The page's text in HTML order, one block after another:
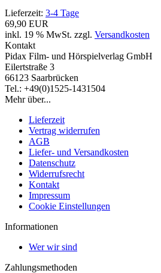
Lieferzeit: 3-4 Tage
69,90 EUR
inkl. 19 % MwSt. zzgl. Versandkosten
Kontakt
Pidax Film- und Hörspielverlag GmbH
Eilertstraße 3
66123 Saarbrücken
Tel.: +49(0)1525-1431504
Mehr über...
Lieferzeit
Vertrag widerrufen
AGB
Liefer- und Versandkosten
Datenschutz
Widerrufsrecht
Kontakt
Impressum
Cookie Einstellungen
Informationen
Wer wir sind
Zahlungsmethoden